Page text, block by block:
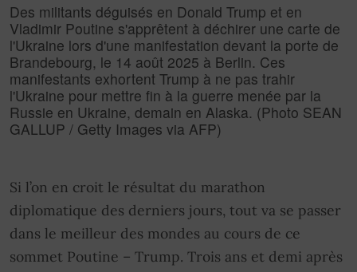
Des militants déguisés en Donald Trump et en
Vladimir Poutine s'apprêtent à déchirer une carte de
l'Ukraine lors d'une manifestation devant la porte de
Brandebourg, le 14 août 2025 à Berlin. Ces
manifestants exhortent Trump à ne pas trahir
l'Ukraine pour mettre fin à la guerre menée par la
Russie en Ukraine, demain en Alaska. (Photo SEAN
GALLUP / Getty Images via AFP)
Si l’on en croit le résultat du marathon
diplomatique des derniers jours, tout va se passer
dans le meilleur des mondes au cours de ce
sommet Poutine – Trump. Trois ans et demi après